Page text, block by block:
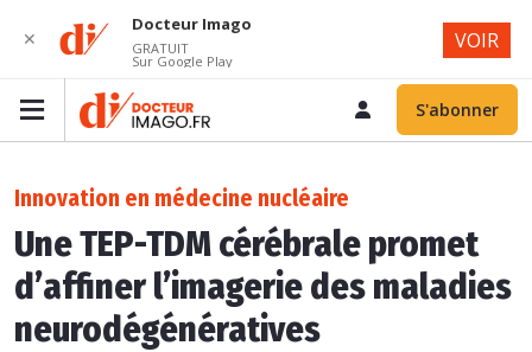
S'abonner
Innovation en médecine nucléaire
Une TEP-TDM cérébrale promet
d’affiner l’imagerie des maladies
neurodégénératives
✕
Docteur Imago
GRATUIT
Sur Google Play
VOIR